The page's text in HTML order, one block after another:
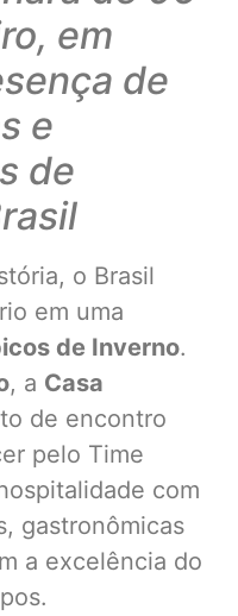
em
de
e
de
o Brasil
em uma
de Inverno.
, a Casa
de encontro
pelo Time
com
gastronômicas
a excelência do